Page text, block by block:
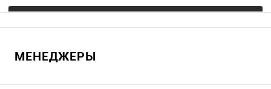
В избранное
МЕНЕДЖЕРЫ